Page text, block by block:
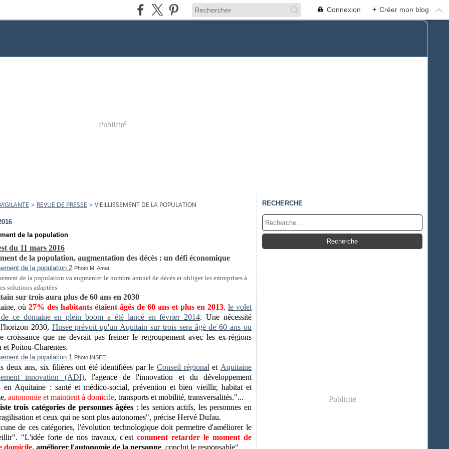
Connexion + Créer mon blog
Publicité
> REVUE DE PRESSE > VIEILLISSEMENT DE LA POPULATION
de la population
du 11 mars 2016
de la population, augmentation des décès : un défi économique
Photo M. Amat
de la population va augmenter le nombre annuel de décès et obliger les entreprises à
solutions adaptées
sur trois aura plus de 60 ans en 2030
où 27% des habitants étaient âgés de 60 ans et plus en 2013, le volet
ce domaine en plein boom a été lancé en février 2014. Une nécessité
2030, l'Insee prévoit qu'un Aquitain sur trois sera âgé de 60 ans ou
croissance que ne devrait pas freiner le regroupement avec les ex-régions
Poitou-Charentes.
Photo INSEE
deux ans, six filières ont été identifiées par le Conseil régional et Aquitaine
innovation (ADI), l'agence de l'innovation et du développement
en Aquitaine : santé et médico-social, prévention et bien vieillir, habitat et
autonomie et maintient à domicile, transports et mobilité, transversalités."...
trois catégories de personnes âgées : les seniors actifs, les personnes en
et ceux qui ne sont plus autonomes", précise Hervé Dufau.
de ces catégories, l'évolution technologique doit permettre d'améliorer le
"L'idée forte de nos travaux, c'estcomment retarder le moment de
domicile, améliorer l'autonomie de la personne, conclut le responsable"...
RECHERCHE
Publicité